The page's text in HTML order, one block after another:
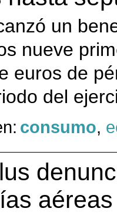
un
nueve
euros de
del
consumo,
aéreas